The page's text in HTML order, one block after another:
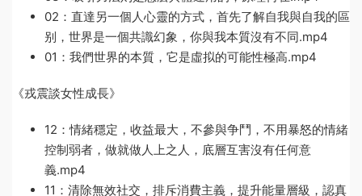
02：直達另一個人心靈的方式，首先了解自我與自我的區
别，世界是一個共識幻象，你與我本質沒有不同.mp4
01：我們世界的本質，它是虛拟的可能性極高.mp4
《戎震談女性成長》
12：情緒穩定，收益最大，不參與争鬥，不用暴怒的情緒
控制弱者，做就做人上之人，底層互害沒有任何意
義.mp4
11：清除無效社交，排斥消費主義，提升能量層級，認真